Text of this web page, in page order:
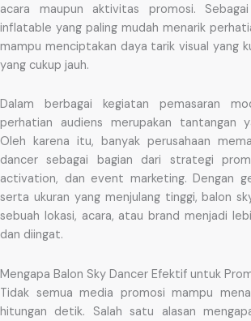
acara maupun aktivitas promosi.
inflatable yang paling mudah menarik
mampu menciptakan daya tarik visual yang
yang cukup jauh.
Dalam berbagai kegiatan pemasaran
perhatian audiens merupakan tantangan
Oleh karena itu, banyak perusahaan
dancer sebagai bagian dari strategi
activation, dan event marketing. Dengan
serta ukuran yang menjulang tinggi, balon
sebuah lokasi, acara, atau brand menjadi
dan diingat.
Mengapa Balon Sky Dancer Efektif untuk
Tidak semua media promosi mampu
hitungan detik. Salah satu alasan